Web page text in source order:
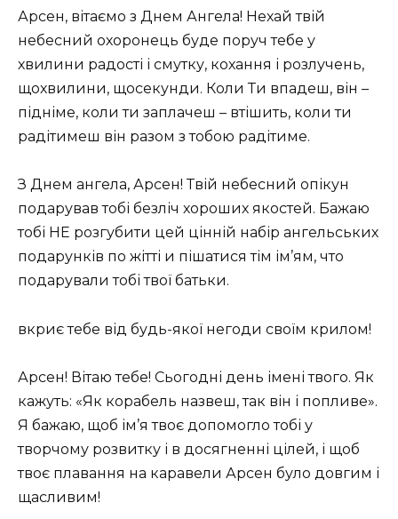
Арсен, вітаємо з Днем Ангела! Нехай твій
небесний охоронець буде поруч тебе у
хвилини радості і смутку, кохання і розлучень,
щохвилини, щосекунди. Коли Ти впадеш, він –
підніме, коли ти заплачеш – втішить, коли ти
радітимеш він разом з тобою радітиме.
З Днем ангела, Арсен! Твій небесний опікун
подарував тобі безліч хороших якостей. Бажаю
тобі НЕ розгубити цей цінній набір ангельських
подарунків по жітті и пішатися тім ім’ям, что
подарували тобі твої батьки.
вкриє тебе від будь-якої негоди своїм крилом!
Арсен! Вітаю тебе! Сьогодні день імені твого. Як
кажуть: «Як корабель назвеш, так він і попливе».
Я бажаю, щоб ім’я твоє допомогло тобі у
творчому розвитку і в досягненні цілей, і щоб
твоє плавання на каравели Арсен було довгим і
щасливим!